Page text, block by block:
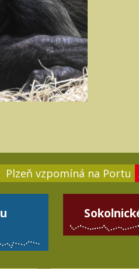
Plzeň vzpomíná na Portu